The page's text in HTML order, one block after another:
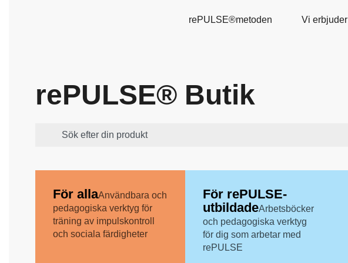
rePULSE®metoden Vi erbjuder
rePULSE® Butik
För allaAnvändbara och
pedagogiska verktyg för
träning av impulskontroll
och sociala färdigheter
För rePULSE-
utbildadeArbetsböcker
och pedagogiska verktyg
för dig som arbetar med
rePULSE